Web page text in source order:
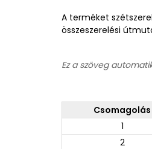
A terméket
összeszerelési
Ez a szöveg
Csomagolás
1
2